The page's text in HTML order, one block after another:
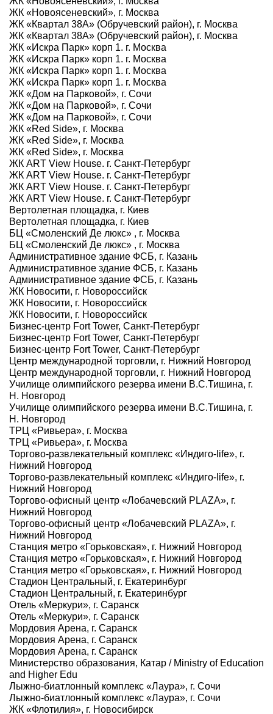
ЖК «Новоясеневский», г. Москва
ЖК «Квартал 38А» (Обручевский район), г. Москва
ЖК «Квартал 38А» (Обручевский район), г. Москва
ЖК «Искра Парк» корп 1. г. Москва
ЖК «Искра Парк» корп 1. г. Москва
ЖК «Искра Парк» корп 1. г. Москва
ЖК «Искра Парк» корп 1. г. Москва
ЖК «Дом на Парковой», г. Сочи
ЖК «Дом на Парковой», г. Сочи
ЖК «Дом на Парковой», г. Сочи
ЖК «Red Side», г. Москва
ЖК «Red Side», г. Москва
ЖК «Red Side», г. Москва
ЖК ART View House. г. Санкт-Петербург
ЖК ART View House. г. Санкт-Петербург
ЖК ART View House. г. Санкт-Петербург
ЖК ART View House. г. Санкт-Петербург
Вертолетная площадка, г. Киев
Вертолетная площадка, г. Киев
БЦ «Смоленский Де люкс» , г. Москва
БЦ «Смоленский Де люкс» , г. Москва
Административное здание ФСБ, г. Казань
Административное здание ФСБ, г. Казань
Административное здание ФСБ, г. Казань
ЖК Новосити, г. Новороссийск
ЖК Новосити, г. Новороссийск
ЖК Новосити, г. Новороссийск
Бизнес-центр Fort Tower, Санкт-Петербург
Бизнес-центр Fort Tower, Санкт-Петербург
Бизнес-центр Fort Tower, Санкт-Петербург
Центр международной торговли, г. Нижний Новгород
Центр международной торговли, г. Нижний Новгород
Училище олимпийского резерва имени В.С.Тишина, г.
Н. Новгород
Училище олимпийского резерва имени В.С.Тишина, г.
Н. Новгород
ТРЦ «Ривьера», г. Москва
ТРЦ «Ривьера», г. Москва
Торгово-развлекательный комплекс «Индиго-life», г.
Нижний Новгород
Торгово-развлекательный комплекс «Индиго-life», г.
Нижний Новгород
Торгово-офисный центр «Лобачевский PLAZA», г.
Нижний Новгород
Торгово-офисный центр «Лобачевский PLAZA», г.
Нижний Новгород
Станция метро «Горьковская», г. Нижний Новгород
Станция метро «Горьковская», г. Нижний Новгород
Станция метро «Горьковская», г. Нижний Новгород
Стадион Центральный, г. Екатеринбург
Стадион Центральный, г. Екатеринбург
Отель «Меркури», г. Саранск
Отель «Меркури», г. Саранск
Мордовия Арена, г. Саранск
Мордовия Арена, г. Саранск
Мордовия Арена, г. Саранск
Министерство образования, Катар / Ministry of Education
and Higher Edu
Лыжно-биатлонный комплекс «Лаура», г. Сочи
Лыжно-биатлонный комплекс «Лаура», г. Сочи
ЖК «Флотилия», г. Новосибирск